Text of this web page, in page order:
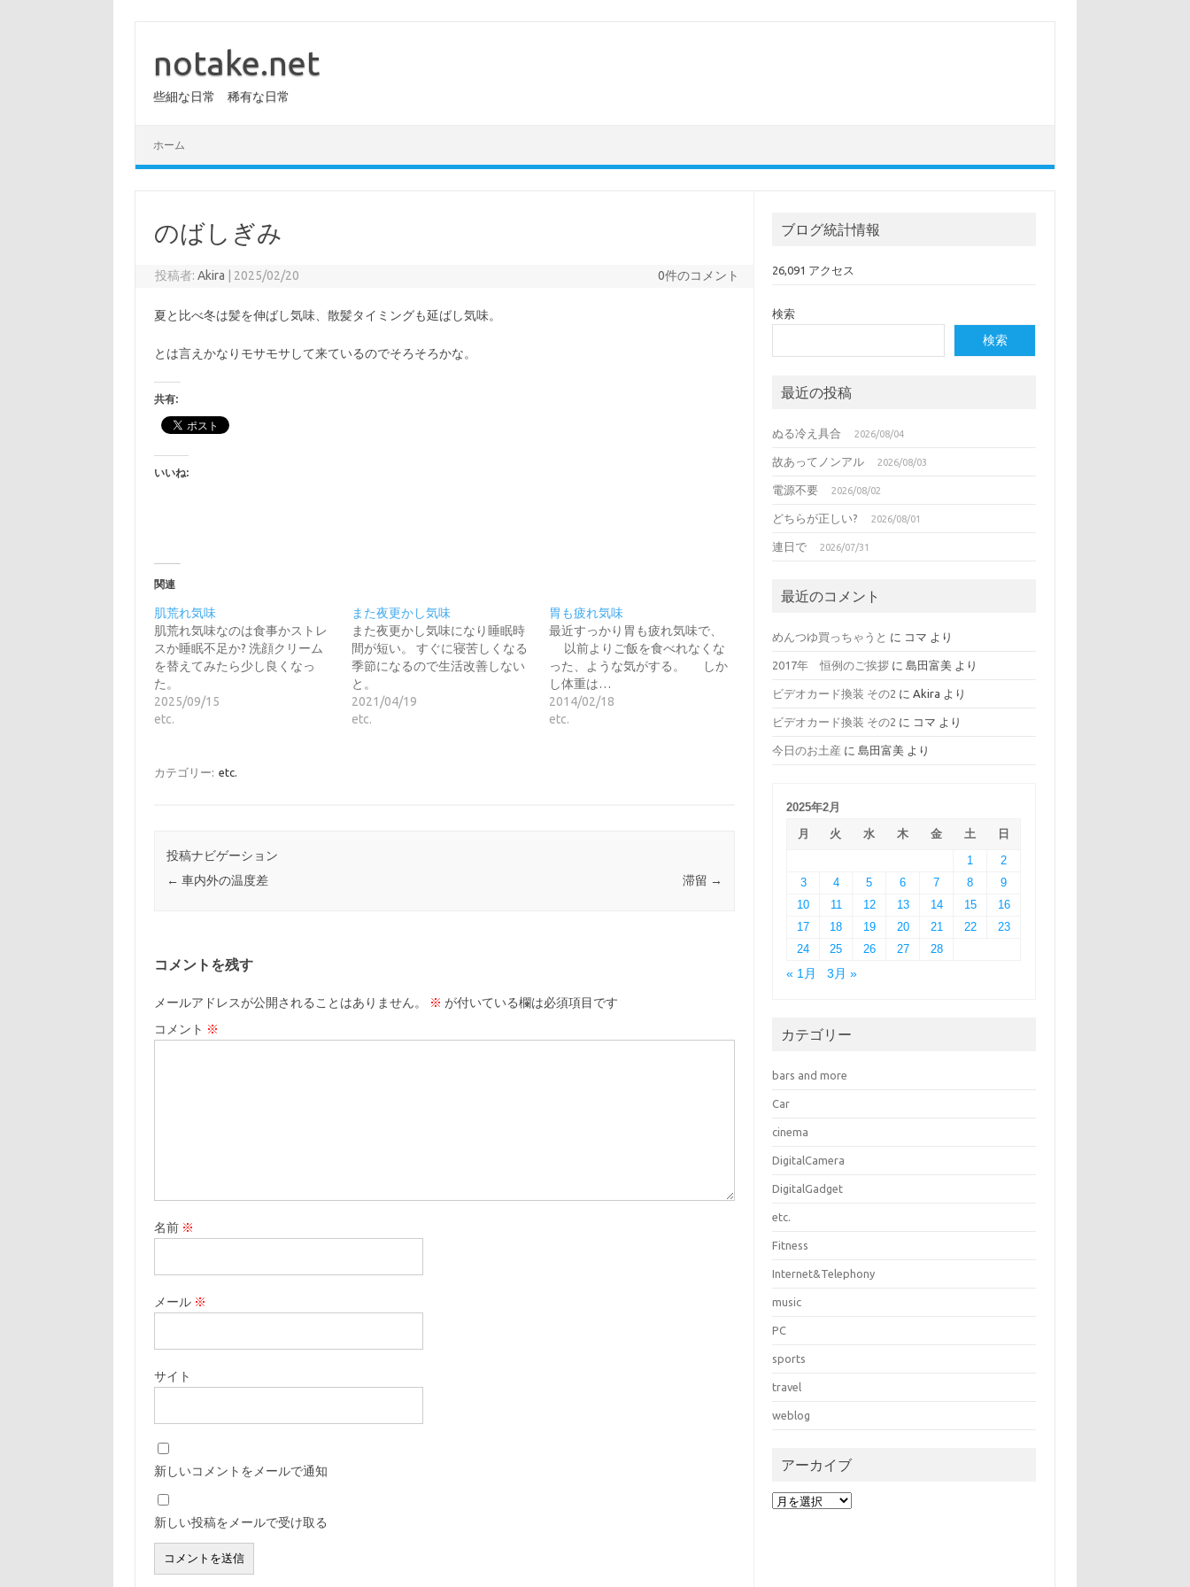
notake.net
些細な日常 稀有な日常
ホーム
のばしぎみ
投稿者:Akira 2025/02/20 0件のコメント
夏と比べ冬は髪を伸ばし気味、散髪タイミングも延ばし気味。
とは言えかなりモサモサして来ているのでそろそろかな。
共有:
いいね:
関連
肌荒れ気味
肌荒れ気味なのは食事かストレ
スか睡眠不足か? 洗顔クリーム
を替えてみたら少し良くなっ
た。
2025/09/15
etc.
また夜更かし気味
また夜更かし気味になり睡眠時
間が短い。 すぐに寝苦しくなる
季節になるので生活改善しない
と。
2021/04/19
etc.
胃も疲れ気味
最近すっかり胃も疲れ気味で、
以前よりご飯を食べれなくな
った、ような気がする。 しか
し体重は…
2014/02/18
etc.
カテゴリー: etc.
投稿ナビゲーション
← 車内外の温度差 滞留 →
コメントを残す
メールアドレスが公開されることはありません。 ※ が付いている欄は必須項目です
コメント ※
名前 ※
メール ※
サイト
新しいコメントをメールで通知
新しい投稿をメールで受け取る
ブログ統計情報
26,091 アクセス
検索
検索
最近の投稿
ぬる冷え具合 2026/08/04
故あってノンアル 2026/08/03
電源不要 2026/08/02
どちらが正しい? 2026/08/01
連日で 2026/07/31
最近のコメント
めんつゆ買っちゃうと に コマ より
2017年 恒例のご挨拶 に島田富美 より
ビデオカード換装 その2 にAkira より
ビデオカード換装 その2 に コマ より
今日のお土産 に島田富美 より
2025年2月
月
火 水 木 金 土
日
1
2
3
4 5 6 7 8
9
10
11 12 13 14 15
16
17
18 19 20 21 22
23
24
25 26 27
28
« 1月
3月 »
カテゴリー
bars and more
Car
cinema
DigitalCamera
DigitalGadget
etc.
Fitness
Internet&Telephony
music
PC
sports
travel
weblog
アーカイブ
ア